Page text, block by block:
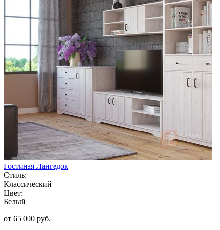
Гостиная Лангедок
Стиль:
Классический
Цвет:
Белый
от 65 000 руб.